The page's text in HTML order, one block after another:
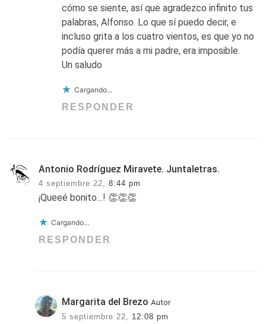
cómo se siente, así que agradezco infinito tus
palabras, Alfonso. Lo que sí puedo decir, e
incluso grita a los cuatro vientos, es que yo no
podía querer más a mi padre, era imposible.
Un saludo
Cargando...
RESPONDER
Antonio Rodríguez Miravete. Juntaletras.
4 septiembre 22, 8:44 pm
¡Queeé bonito…! 👏👏👏
Cargando...
RESPONDER
Margarita del Brezo Autor
5 septiembre 22,
12:08 pm